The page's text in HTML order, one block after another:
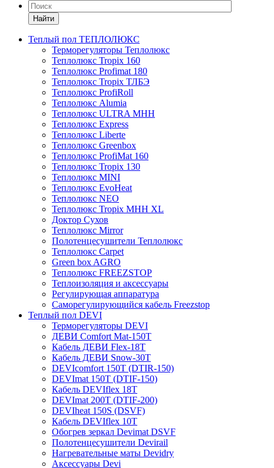
Найти
Теплый пол ТЕПЛОЛЮКС
Терморегуляторы Теплолюкс
Теплолюкс Tropix 160
Теплолюкс Profimat 180
Теплолюкс Tropix ТЛБЭ
Теплолюкс ProfiRoll
Теплолюкс Alumia
Теплолюкс ULTRA МНН
Теплолюкс Express
Теплолюкс Liberte
Теплолюкс Greenbox
Теплолюкс ProfiMat 160
Теплолюкс Tropix 130
Теплолюкс MINI
Теплолюкс EvoHeat
Теплолюкс NEO
Теплолюкс Tropix МНН XL
Доктор Сухов
Теплолюкс Mirror
Полотенцесушители Теплолюкс
Теплолюкс Carpet
Green box AGRO
Теплолюкс FREEZSTOP
Теплоизоляция и аксессуары
Регулирующая аппаратура
Cаморегулирующийся кабель Freezstop
Теплый пол DEVI
Терморегуляторы DEVI
ДЕВИ Comfort Mat-150T
Кабель ДЕВИ Flex-18T
Кабель ДЕВИ Snow-30T
DEVIcomfort 150T (DTIR-150)
DEVImat 150T (DTIF-150)
Кабель DEVIflex 18T
DEVImat 200T (DTIF-200)
DEVIheat 150S (DSVF)
Кабель DEVIflex 10T
Обогрев зеркал Devimat DSVF
Полотенцесушители Devirail
Нагревательные маты Devidry
Аксессуары Devi